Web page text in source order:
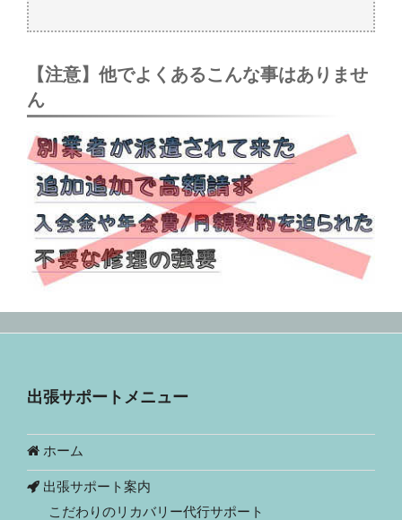
【注意】他でよくあるこんな事はありませ
ん
出張サポートメニュー
ホーム
出張サポート案内
こだわりのリカバリー代行サポート